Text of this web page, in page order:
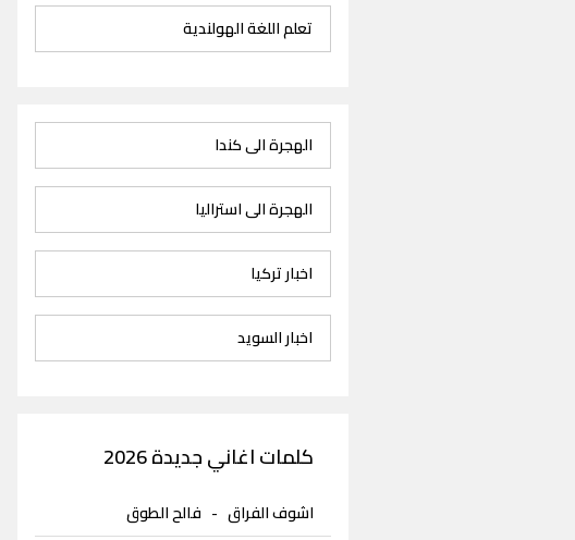
تعلم اللغة الهولندية
الهجرة الى كندا
الهجرة الى استراليا
اخبار تركيا
اخبار السويد
كلمات اغاني جديدة 2026
اشوف الفراق- فالح الطوق